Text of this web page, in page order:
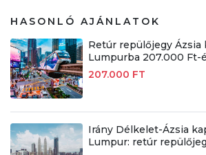
HASONLÓ AJÁNLATOK
Retúr repülőjegy Ázsia
Lumpurba 207.000 Ft-
207.000 FT
Irány Délkelet-Ázsia
Lumpur: retúr